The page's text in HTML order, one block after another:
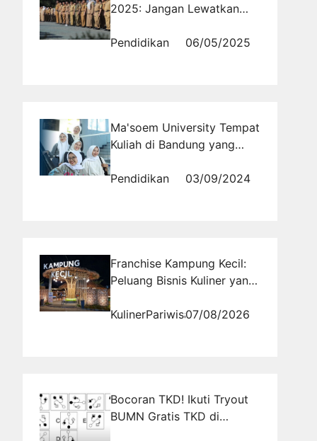
2025: Jangan Lewatkan
Pendidikan
06/05/2025
Ma'soem University Tempat
Kuliah di Bandung yang
Pendidikan
03/09/2024
Franchise Kampung Kecil:
Peluang Bisnis Kuliner yang
KulinerPariwisata07/08/2026
Bocoran TKD! Ikuti Tryout
BUMN Gratis TKD di